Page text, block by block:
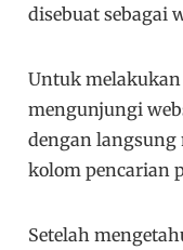
disebuat sebagai
Untuk
mengunjungi
dengan
kolom pencarian
Setelah